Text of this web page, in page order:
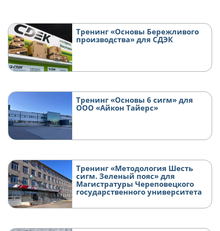
Тренинг «Основы Бережливого
производства» для СДЭК
Тренинг «Основы 6 сигм» для
ООО «Айкон Тайерс»
Тренинг «Методология Шесть
сигм. Зеленый пояс» для
Магистратуры Череповецкого
государственного университета